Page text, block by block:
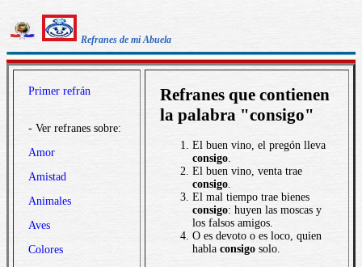
Refranes de mi Abuela
Primer refrán
- Ver refranes sobre:
Amor
Amistad
Animales
Aves
Colores
Refranes que contienen
la palabra "consigo"
El buen vino, el pregón lleva
consigo.
El buen vino, venta trae
consigo.
El mal tiempo trae bienes
consigo: huyen las moscas y
los falsos amigos.
O es devoto o es loco, quien
habla consigo solo.